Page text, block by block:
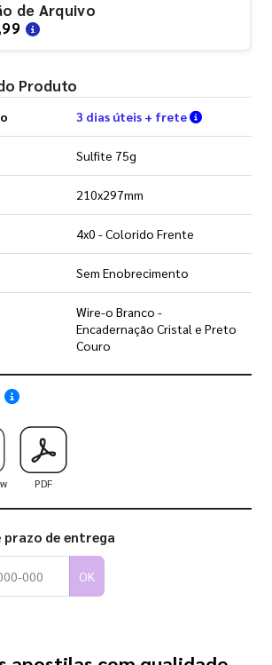
de Arquivo
Produto
3 dias úteis + frete Verifique
Sulfite 75g
210x297mm
4x0 - Colorido Frente
Sem Enobrecimento
Wire-o Branco -
Encadernação Cristal e Preto
Couro
Saiba como utilizar os nossos gabaritos
PDF
de entrega
OK